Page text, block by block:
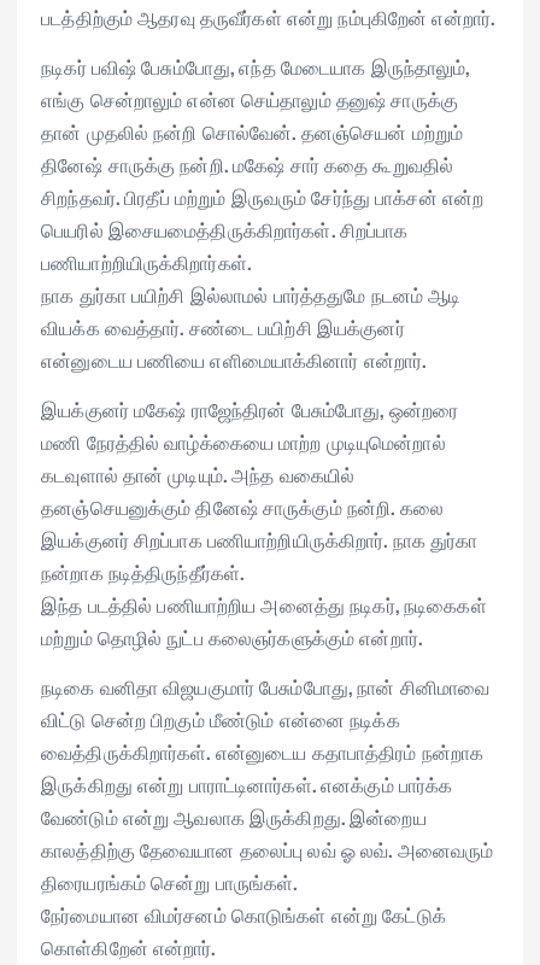
படத்திற்கும் ஆதரவு தருவீர்கள் என்று நம்புகிறேன் என்றார்.
நடிகர் பவிஷ் பேசும்போது, எந்த மேடையாக இருந்தாலும்,
எங்கு சென்றாலும் என்ன செய்தாலும் தனுஷ் சாருக்கு
தான் முதலில் நன்றி சொல்வேன். தனஞ்செயன் மற்றும்
தினேஷ் சாருக்கு நன்றி. மகேஷ் சார் கதை கூறுவதில்
சிறந்தவர். பிரதீப் மற்றும் இருவரும் சேர்ந்து பாக்சன் என்ற
பெயரில் இசையமைத்திருக்கிறார்கள். சிறப்பாக
பணியாற்றியிருக்கிறார்கள்.
நாக துர்கா பயிற்சி இல்லாமல் பார்த்ததுமே நடனம் ஆடி
வியக்க வைத்தார். சண்டை பயிற்சி இயக்குனர்
என்னுடைய பணியை எளிமையாக்கினார் என்றார்.
இயக்குனர் மகேஷ் ராஜேந்திரன் பேசும்போது, ஒன்றரை
மணி நேரத்தில் வாழ்க்கையை மாற்ற முடியுமென்றால்
கடவுளால் தான் முடியும். அந்த வகையில்
தனஞ்செயனுக்கும் தினேஷ் சாருக்கும் நன்றி. கலை
இயக்குனர் சிறப்பாக பணியாற்றியிருக்கிறார். நாக துர்கா
நன்றாக நடித்திருந்தீர்கள்.
இந்த படத்தில் பணியாற்றிய அனைத்து நடிகர், நடிகைகள்
மற்றும் தொழில் நுட்ப கலைஞர்களுக்கும் என்றார்.
நடிகை வனிதா விஜயகுமார் பேசும்போது, நான் சினிமாவை
விட்டு சென்ற பிறகும் மீண்டும் என்னை நடிக்க
வைத்திருக்கிறார்கள். என்னுடைய கதாபாத்திரம் நன்றாக
இருக்கிறது என்று பாராட்டினார்கள். எனக்கும் பார்க்க
வேண்டும் என்று ஆவலாக இருக்கிறது. இன்றைய
காலத்திற்கு தேவையான தலைப்பு லவ் ஓ லவ். அனைவரும்
திரையரங்கம் சென்று பாருங்கள்.
நேர்மையான விமர்சனம் கொடுங்கள் என்று கேட்டுக்
கொள்கிறேன் என்றார்.